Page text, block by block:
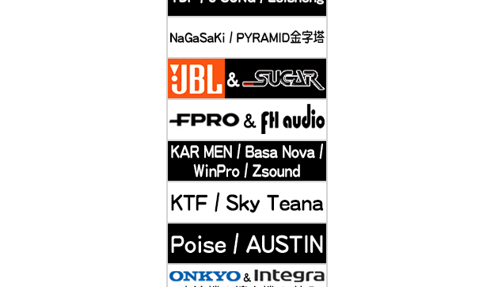
2019-11-21 Klipsch 古力奇 家庭劇院套組7 安裝實例